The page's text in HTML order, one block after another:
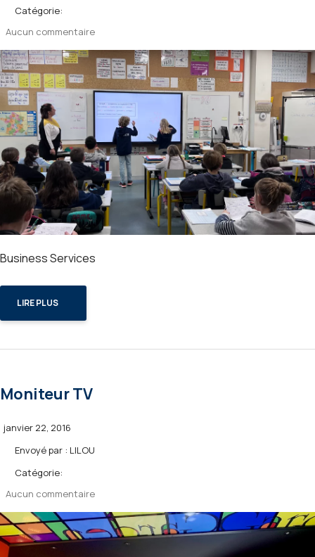
Catégorie:
Aucun commentaire
Business Services
LIRE PLUS
Moniteur TV
janvier 22, 2016
Envoyé par : LILOU
Catégorie:
Aucun commentaire